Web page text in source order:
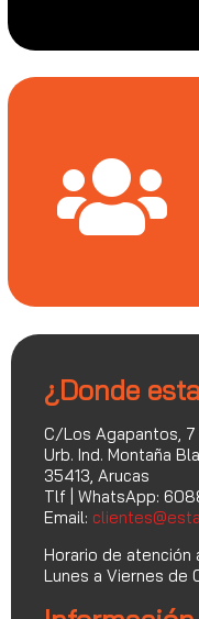
¿Donde
C/Los Agapantos, 7
Urb. Ind. Montaña
35413, Arucas
Tlf | WhatsApp:
Email:
Horario de atención
Lunes a Viernes de